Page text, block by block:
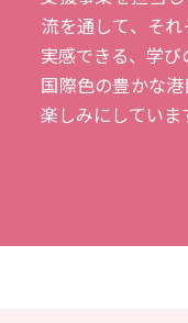
流を通して、そ
実感できる、学び
国際色の豊かな
楽しみにしていま